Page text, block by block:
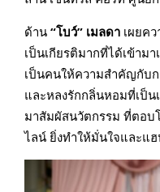
ด้าน “โบว์” เมลดา เผยค
เป็นเกียรติมากที่ได้เข้าม
เป็นคนให้ความสำคัญกับ
และหลงรักกลิ่นหอมที่เป็
มาสัมผัสนวัตกรรม ที่ตอบ
ไลน์ ยิ่งทำให้มั่นใจและแ